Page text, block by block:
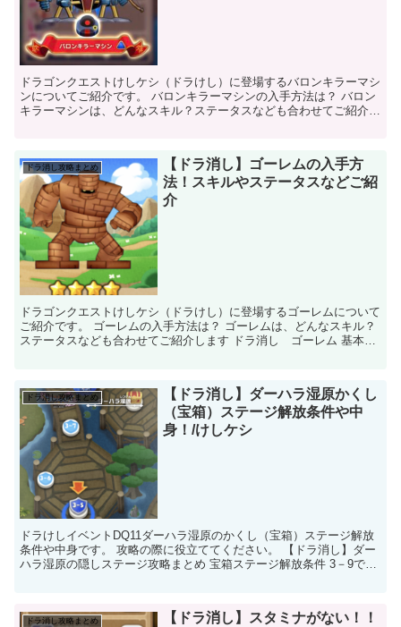
ドラゴンクエストけしケシ（ドラけし）に登場するバロンキラーマシ
ンについてご紹介です。 バロンキラーマシンの入手方法は？ バロン
キラーマシンは、どんなスキル？ステータスなども合わせてご紹介し
ドラ消し攻略まとめ
【ドラ消し】ゴーレムの入手方
法！スキルやステータスなどご紹
介
ドラゴンクエストけしケシ（ドラけし）に登場するゴーレムについて
ご紹介です。 ゴーレムの入手方法は？ ゴーレムは、どんなスキル？
ステータスなども合わせてご紹介します ドラ消し ゴーレム 基本情
ドラ消し攻略まとめ
【ドラ消し】ダーハラ湿原かくし
（宝箱）ステージ解放条件や中
身！/けしケシ
ドラけしイベントDQ11ダーハラ湿原のかくし（宝箱）ステージ解放
条件や中身です。 攻略の際に役立ててください。 【ドラ消し】ダー
ハラ湿原の隠しステージ攻略まとめ 宝箱ステージ解放条件 3－9で赤
ドラ消し攻略まとめ
【ドラ消し】スタミナがない！！